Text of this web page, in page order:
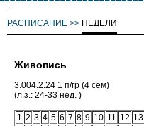
РАСПИСАНИЕ >> НЕДЕЛИ
Живопись
3.004.2.24 1 п/гр (4 сем)
(л.з.: 24-33 нед. )
1 2 3 4 5 6 7 8 9 10 11 12 13